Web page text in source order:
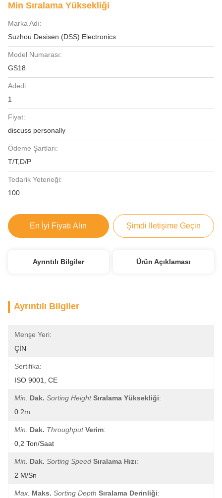
Min Sıralama Yüksekliği
Marka Adı:
Suzhou Desisen (DSS) Electronics
Model Numarası:
GS18
Adedi:
1
Fiyat:
discuss personally
Ödeme Şartları:
T/T,D/P
Tedarik Yeteneği:
100
En İyi Fiyatı Alın Şimdi Iletişime Geçin
Ayrıntılı Bilgiler Ürün Açıklaması
Ayrıntılı Bilgiler
Menşe Yeri:
ÇİN
Sertifika:
ISO 9001, CE
Min. Dak. Sorting Height Sıralama Yüksekliği:
0.2m
Min. Dak. Throughput Verim:
0,2 Ton/saat
Min. Dak. Sorting Speed Sıralama Hızı:
2 M/sn
Max. Maks. Sorting Depth Sıralama Derinliği: